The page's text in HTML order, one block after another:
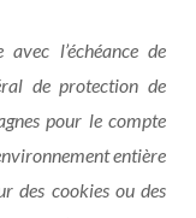
l’échéance de
de protection de
pour le compte
entière
des cookies ou des